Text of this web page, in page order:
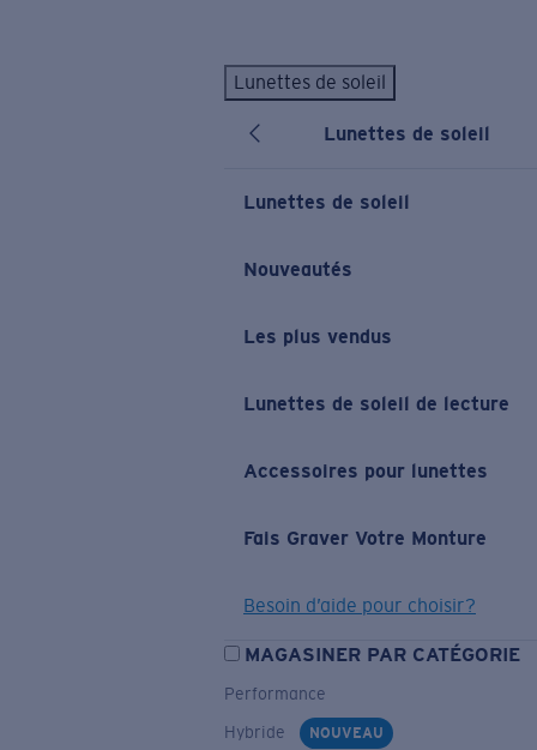
Lunettes de soleil
Lunettes de soleil
Lunettes de soleil
Nouveautés
Les plus vendus
Lunettes de soleil de lecture
Accessoires pour lunettes
Fais Graver Votre Monture
Besoin d’aide pour choisir?
MAGASINER PAR CATÉGORIE
Performance
Hybride
NOUVEAU
LES PLUS RECHERCHÉS
Lunettes de soleil personnalisées Nouveau